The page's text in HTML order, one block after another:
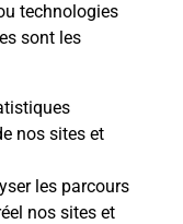
technologies
sont les
nos sites et
les parcours
nos sites et
avec
que